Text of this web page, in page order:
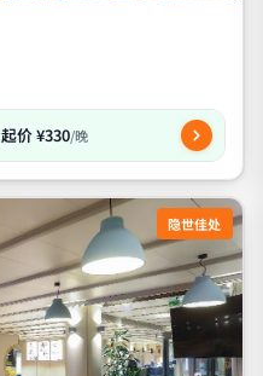
起价 ¥330/晚
隐世佳处